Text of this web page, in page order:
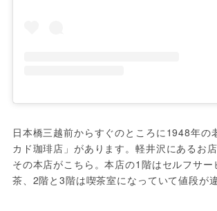
日本橋三越前からすぐのところに1948年の
カド珈琲店」があります。軽井沢にあるお店
その本店がこちら。本店の1階はセルフサ
茶、2階と3階は喫茶室になっていて値段が